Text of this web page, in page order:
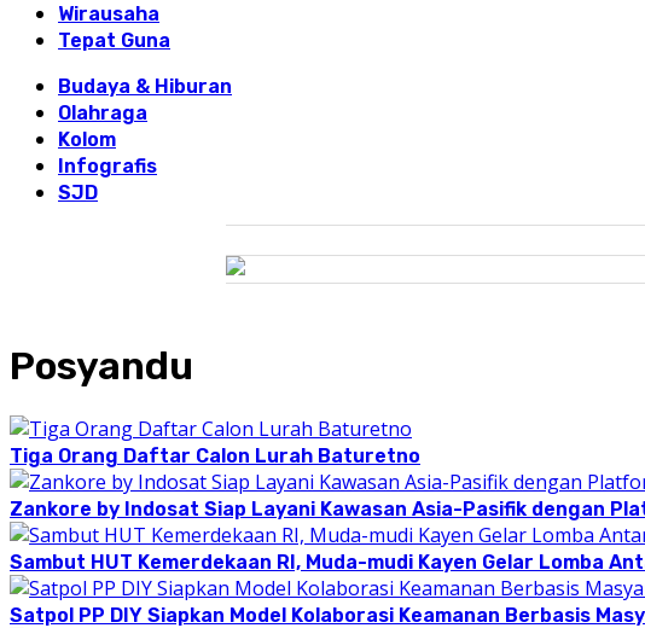
Wirausaha
Tepat Guna
Budaya & Hiburan
Olahraga
Kolom
Infografis
SJD
Posyandu
Tiga Orang Daftar Calon Lurah Baturetno
Zankore by Indosat Siap Layani Kawasan Asia-Pasifik dengan
Sambut HUT Kemerdekaan RI, Muda-mudi Kayen Gelar Lomba
Satpol PP DIY Siapkan Model Kolaborasi Keamanan Berbasis